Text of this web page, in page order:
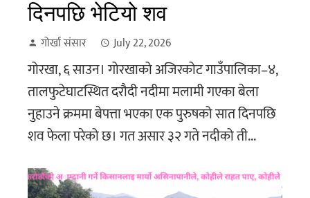
दिनपछि भेटियो शव
गोर्खा संसार July 22, 2026
गोरखा, ६ साउन। गोरखाको अजिरकोट गाउँपालिका–४,
तालफुटेघाटस्थित दरौदी नदीमा मलामी गएका बेला
नुहाउने क्रममा बेपत्ता भएका एक पुरुषको सात दिनपछि
शव फेला परेको छ। गत असार ३२ गते नदीको ती...